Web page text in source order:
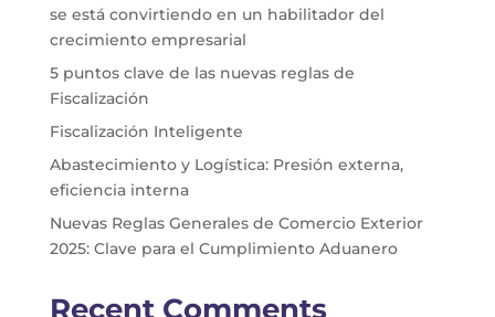
se está convirtiendo en un habilitador del
crecimiento empresarial
5 puntos clave de las nuevas reglas de
Fiscalización
Fiscalización Inteligente
Abastecimiento y Logística: Presión externa,
eficiencia interna
Nuevas Reglas Generales de Comercio Exterior
2025: Clave para el Cumplimiento Aduanero
Recent Comments